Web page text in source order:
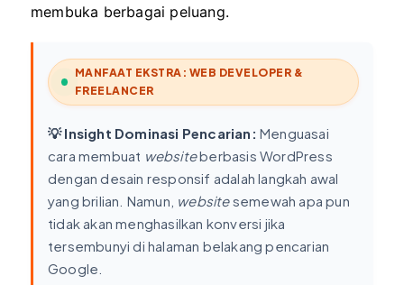
membuka berbagai peluang.
MANFAAT EKSTRA: WEB DEVELOPER &
FREELANCER
💡 Insight Dominasi Pencarian: Menguasai
cara membuat websiteberbasis WordPress
dengan desain responsif adalah langkah awal
yang brilian. Namun, websitesemewah apa pun
tidak akan menghasilkan konversi jika
tersembunyi di halaman belakang pencarian
Google.